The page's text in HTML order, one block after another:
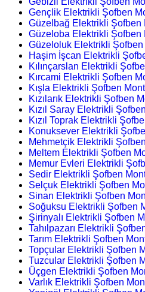
Gençlik Elektrikli Şofben
Güzelbağ Elektrikli Şofben
Güzeloba Elektrikli Şofben
Güzeloluk Elektrikli Şofben
Haşim İşcan Elektrikli
Kılınçarslan Elektrikli
Kırcami Elektrikli Şofben
Kışla Elektrikli Şofben
Kızılarık Elektrikli Şofben
Kızıl Saray Elektrikli
Kızıl Toprak Elektrikli
Konuksever Elektrikli
Mehmetçik Elektrikli
Meltem Elektrikli Şofben
Memur Evleri Elektrikli
Sedir Elektrikli Şofben
Selçuk Elektrikli Şofben
Sinan Elektrikli Şofben
Soğuksu Elektrikli Şofben
Şirinyalı Elektrikli Şofben
Tahılpazarı Elektrikli
Tarım Elektrikli Şofben
Topçular Elektrikli Şofben
Tuzcular Elektrikli Şofben
Üçgen Elektrikli Şofben
Varlık Elektrikli Şofben